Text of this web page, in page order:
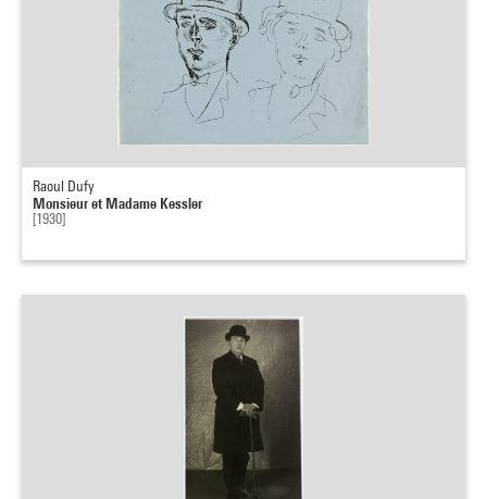
Raoul Dufy
Monsieur et Madame Kessler
[1930]